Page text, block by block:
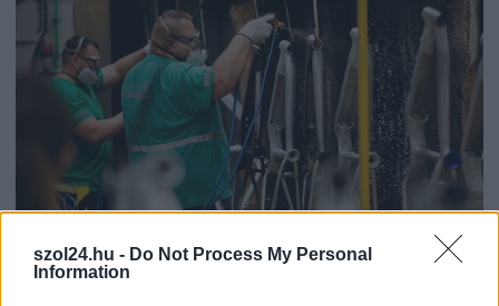
szol24.hu - Do Not Process My Personal
Information